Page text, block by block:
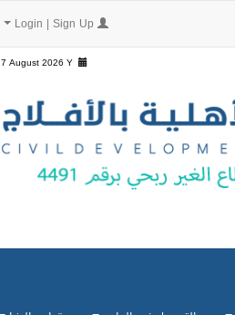
7 August 2026 Y